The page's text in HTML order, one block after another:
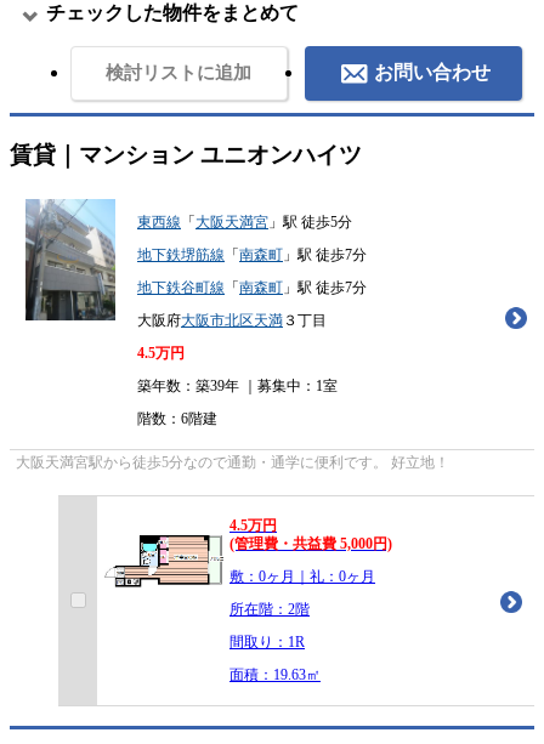
チェックした物件をまとめて
検討リストに追加 お問い合わせ
賃貸｜マンション ユニオンハイツ
東西線 「 大阪天満宮 」駅 徒歩5分
地下鉄堺筋線 「 南森町 」駅 徒歩7分
地下鉄谷町線 「 南森町 」駅 徒歩7分
大阪府大阪市北区天満 ３丁目
4.5万円
築年数：築39年 ｜募集中： 1室
階数：6階建
大阪天満宮駅から徒歩5分なので通勤・通学に便利です。 好立地！
4.5万円
(管理費・共益費 5,000円)
敷：0ヶ月｜礼：0ヶ月
所在階：2階
間取り：1R
面積：19.63㎡